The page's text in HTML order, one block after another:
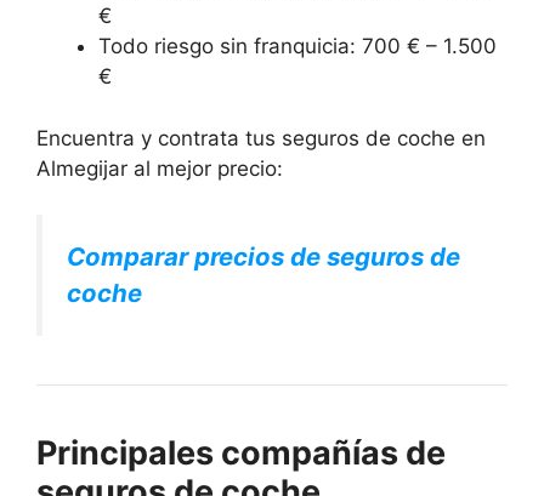
€
Todo riesgo sin franquicia: 700 € – 1.500
€
Encuentra y contrata tus seguros de coche en
Almegijar al mejor precio:
Comparar precios de seguros de
coche
Principales compañías de